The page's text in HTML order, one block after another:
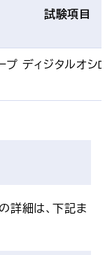
試験項目
プ ディジタルオシ
詳細は、下記ま